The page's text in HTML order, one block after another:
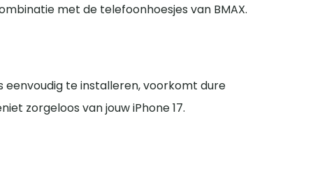
met de telefoonhoesjes van BMAX.
eenvoudig te installeren, voorkomt dure
zorgeloos van jouw iPhone 17.